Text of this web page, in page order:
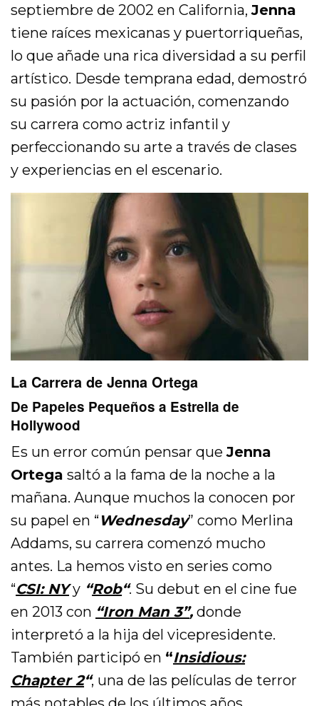
septiembre de 2002 en California,Jenna
tiene raíces mexicanas y puertorriqueñas,
lo que añade una rica diversidad a su perfil
artístico. Desde temprana edad, demostró
su pasión por la actuación, comenzando
su carrera como actriz infantil y
perfeccionando su arte a través de clases
y experiencias en el escenario.
La Carrera de Jenna Ortega
De Papeles Pequeños a Estrella de
Hollywood
Es un error común pensar queJenna
Ortega saltó a la fama de la noche a la
mañana. Aunque muchos la conocen por
su papel en “ Wednesday” como Merlina
Addams, su carrera comenzó mucho
antes. La hemos visto en series como
“CSI: NYy “Rob“. Su debut en el cine fue
en 2013 con “Iron Man 3”, donde
interpretó a la hija del vicepresidente.
También participó en “Insidious:
Chapter 2“, una de las películas de terror